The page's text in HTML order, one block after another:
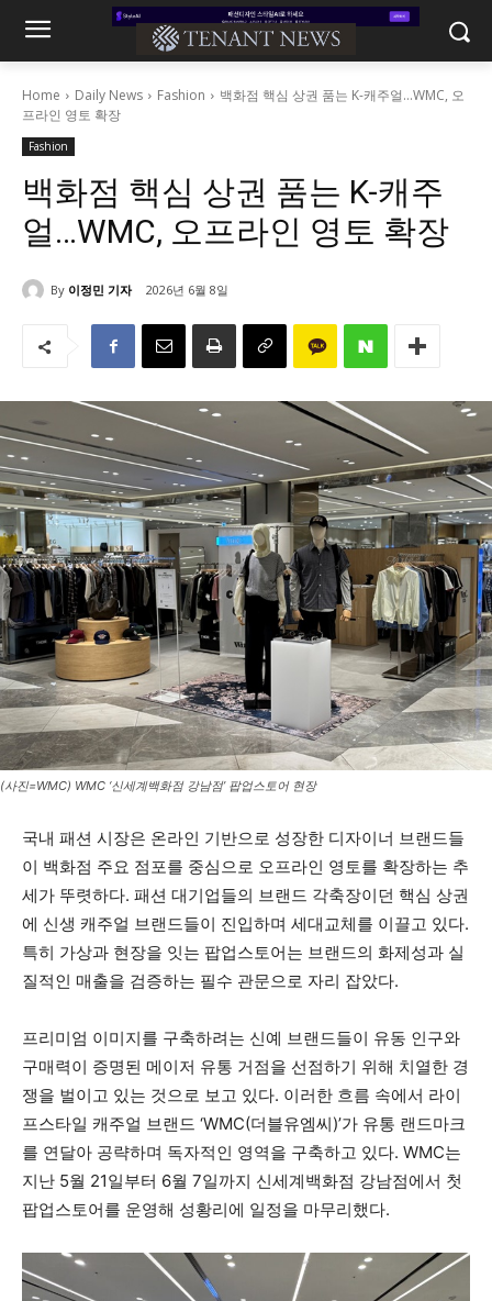
Home Daily News Fashion
백화점 핵심 상권 품는 K-캐주얼…WMC, 오
프라인 영토 확장
Fashion
백화점 핵심 상권 품는 K-캐주
얼…WMC, 오프라인 영토 확장
By 이정민 기자 2026년 6월 8일
(사진=WMC) WMC ‘신세계백화점 강남점’ 팝업스토어 현장
국내 패션 시장은 온라인 기반으로 성장한 디자이너 브랜드들
이 백화점 주요 점포를 중심으로 오프라인 영토를 확장하는 추
세가 뚜렷하다. 패션 대기업들의 브랜드 각축장이던 핵심 상권
에 신생 캐주얼 브랜드들이 진입하며 세대교체를 이끌고 있다.
특히 가상과 현장을 잇는 팝업스토어는 브랜드의 화제성과 실
질적인 매출을 검증하는 필수 관문으로 자리 잡았다.
프리미엄 이미지를 구축하려는 신예 브랜드들이 유동 인구와
구매력이 증명된 메이저 유통 거점을 선점하기 위해 치열한 경
쟁을 벌이고 있는 것으로 보고 있다. 이러한 흐름 속에서 라이
프스타일 캐주얼 브랜드 ‘WMC(더블유엠씨)’가 유통 랜드마크
를 연달아 공략하며 독자적인 영역을 구축하고 있다. WMC는
지난 5월 21일부터 6월 7일까지 신세계백화점 강남점에서 첫
팝업스토어를 운영해 성황리에 일정을 마무리했다.